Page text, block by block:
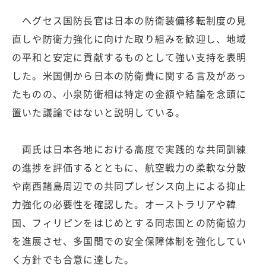
ヘグセス国防長官は日本の防衛装備移転制度の見
直しや防衛力強化に向けた取り組みを歓迎し、地域
の平和と安定に貢献するものとして強い支持を表明
した。米国側から日本の防衛費に関する言及があっ
たものの、小泉防衛相は特定の金額や結論を念頭に
置いた議論ではないと説明している。
両氏は日本各地における高度で実践的な共同訓練
の進捗を評価するとともに、航空戦力の柔軟な分散
や南西諸島周辺での共同プレゼンス向上による抑止
力強化の必要性を確認した。オーストラリアや韓
国、フィリピンをはじめとする同志国との防衛協力
を進展させ、多国間での安全保障体制を強化してい
く方針でも合意に達した。